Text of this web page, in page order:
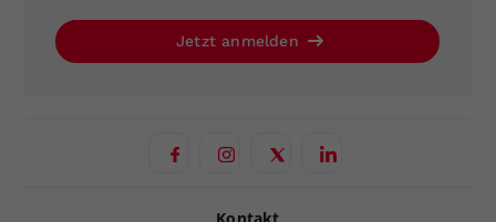
Jetzt anmelden